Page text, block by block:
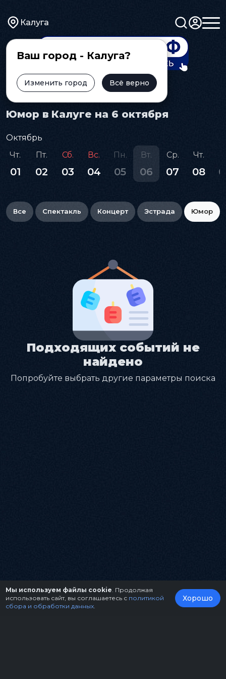
Калуга
Ваш город - Калуга?
Изменить город Всё верно
Главная Афиша Юмор
Юмор в Калуге на 6 октября
Октябрь
Чт.
01
Пт.
02
Сб.
03
Вс.
04
Пн.
05
Вт.
06
Ср.
07
Чт.
08
Все Спектакль Концерт Эстрада Юмор
Подходящих событий не
найдено
Попробуйте выбрать другие параметры поиска
Мы используем файлы cookie . Продолжая
использовать сайт, вы соглашаетесь с политикой
сбора и обработки данных
Хорошо